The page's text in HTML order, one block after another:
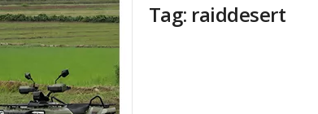
Tag: raiddesert